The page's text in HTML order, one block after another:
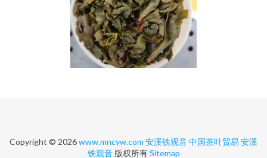
Copyright © 2026www.mncyw.com 安溪铁观音中国茶叶贸易 安溪
铁观音版权所有Sitemap